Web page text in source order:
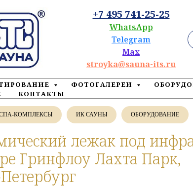
+7 495 741-25-25
WhatsApp
Telegram
Max
stroyka@sauna-its.ru
ФОТОГАЛЕРЕИ
КОНТАКТЫ
КОМПЛЕКСЫ ИК САУНЫ ОБОРУДОВАНИЕ
лежак под
Гринфлоу Лахта Парк,